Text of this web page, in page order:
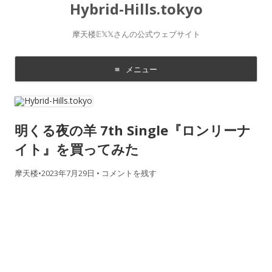
Hybrid-Hills.tokyo
摩天楼𝔼𝕏𝕏さんの公式ウェブサイト
メニュー
コ
ン
テ
に
移
動
す
明くる夜の羊 7th Single『ロンリーナ
イト』を買ってみた
摩天楼•2023年7月29日 • コメントを残す